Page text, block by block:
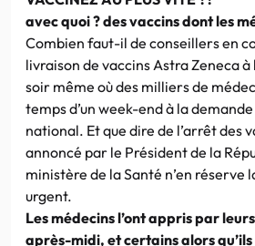
avec quoi ? des vaccins dont les
Combien faut-il de conseillers en
livraison de vaccins Astra Zeneca
soir même où des milliers de
temps d’un week-end à la
national. Et que dire de l’arrêt des
annoncé par le Président de la
ministère de la Santé n’en réserve
urgent.
Les médecins l’ont appris par
après-midi, et certains alors